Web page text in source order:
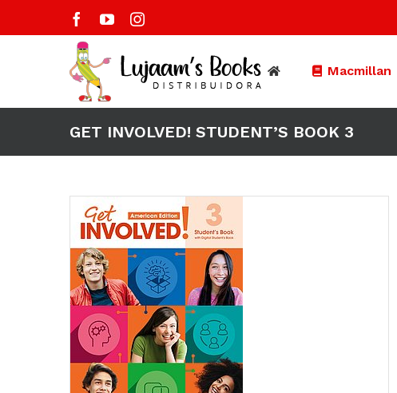
Facebook
YouTubeInstagram
Macmillan
GET INVOLVED! STUDENT’S BOOK 3